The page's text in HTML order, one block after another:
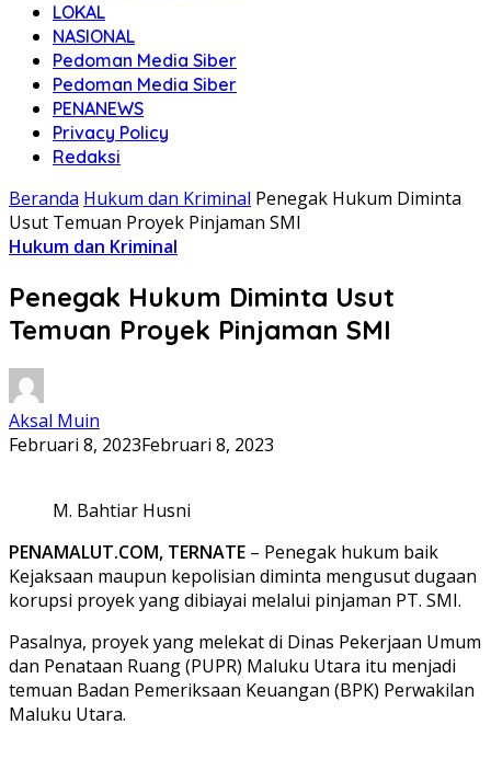
LOKAL
NASIONAL
Pedoman Media Siber
Pedoman Media Siber
PENANEWS
Privacy Policy
Redaksi
Beranda Hukum dan Kriminal Penegak Hukum Diminta
Usut Temuan Proyek Pinjaman SMI
Hukum dan Kriminal
Penegak Hukum Diminta Usut
Temuan Proyek Pinjaman SMI
Aksal Muin
Februari 8, 2023Februari 8, 2023
M. Bahtiar Husni
PENAMALUT.COM, TERNATE – Penegak hukum baik
Kejaksaan maupun kepolisian diminta mengusut dugaan
korupsi proyek yang dibiayai melalui pinjaman PT. SMI.
Pasalnya, proyek yang melekat di Dinas Pekerjaan Umum
dan Penataan Ruang (PUPR) Maluku Utara itu menjadi
temuan Badan Pemeriksaan Keuangan (BPK) Perwakilan
Maluku Utara.